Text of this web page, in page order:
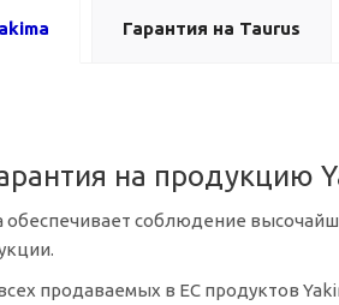
Гарантия на Taurus
на продукцию
обеспечивает соблюдение
продаваемых в ЕС продуктов